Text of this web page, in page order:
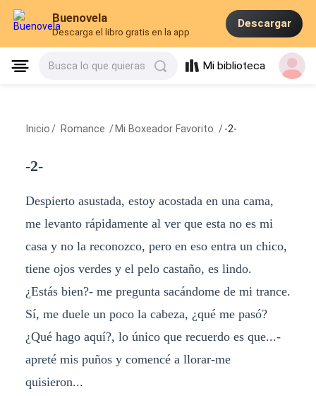
Buenovela
Descarga el libro gratis en la app
Descargar
Busca lo que quieras Mi biblioteca
Inicio / Romance / Mi Boxeador Favorito / -2-
-2-
Despierto asustada, estoy acostada en una cama,
me levanto rápidamente al ver que esta no es mi
casa y no la reconozco, pero en eso entra un chico,
tiene ojos verdes y el pelo castaño, es lindo.
¿Estás bien?- me pregunta sacándome de mi trance.
Sí, me duele un poco la cabeza, ¿qué me pasó?
¿Qué hago aquí?, lo único que recuerdo es que...-
apreté mis puños y comencé a llorar-me
quisieron...